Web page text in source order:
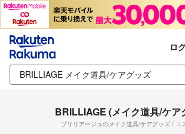
ロ
BRILLIAGE (メイク道具/ケア
ブリリアージュのメイク道具/ケアグッズ / コ